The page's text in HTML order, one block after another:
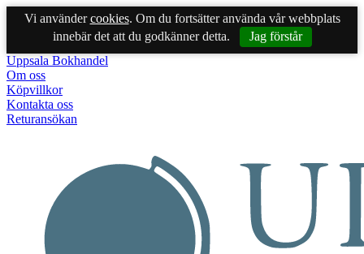
Vi användercookies. Om du fortsätter använda vår webbplats
innebär det att du godkänner detta.
Jag förstår
Uppsala Bokhandel
Om oss
Köpvillkor
Kontakta oss
Returansökan